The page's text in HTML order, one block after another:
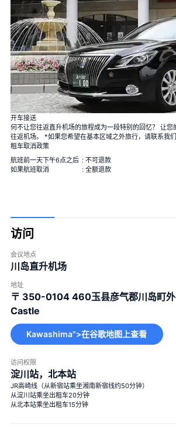
开车接送
何不让您往返直升机场的旅程成为一段特别的回忆？ 让
往返机场。 *如果您希望在基本区域之外旅行，请联系我们
租车取消政策
航班前一天下午6点之后 : 不可退款
如果航班取消
: 全额退款
访问
会议地点
川岛直升机场
地址
〒 350-0104 460玉县彦气郡川岛町
Castle
Kawashima">在谷歌地图上查看
访问权限
淀川站，北本站
JR高崎线（从新宿站乘坐湘南新宿线约50分钟）
从淀川站乘坐出租车20分钟
从北本站乘坐出租车15分钟